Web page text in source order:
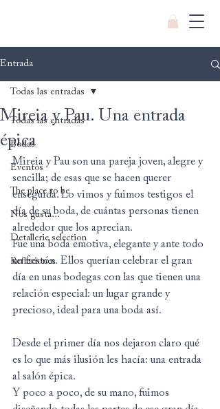
Entrada
Todas las entradas
Bodas
Eventos
The place to be
Nos gusta...
Detallerie selection
Reflexiones
Todas las entradas
Mireia y Pau. Una entrada
épica
Mireia y Pau son una pareja joven, alegre y
sencilla; de esas que se hacen querer
enseguida. Lo vimos y fuimos testigos el
día de su boda, de cuántas personas tienen
alrededor que los aprecian.
Fue una boda emotiva, elegante y ante todo
un fiestón. Ellos querían celebrar el gran
día en unas bodegas con las que tienen una
relación especial: un lugar grande y
precioso, ideal para una boda así.
Desde el primer día nos dejaron claro qué
es lo que más ilusión les hacía: una entrada
al salón épica.
Y poco a poco, de su mano, fuimos